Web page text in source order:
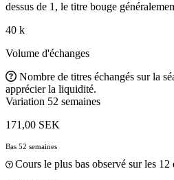
dessus de 1, le titre bouge
40 k
Volume d'échanges
Nombre de titres échangés sur la
apprécier la liquidité.
Variation 52 semaines
171,00 SEK
Bas 52 semaines
Cours le plus bas observé sur les 12